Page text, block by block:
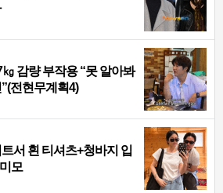
감량 부작용 “못 알아봐
전현무계획4)
서 흰 티셔츠+청바지 입
모